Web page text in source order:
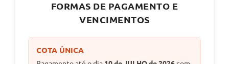
FORMAS DE PAGAMENTO E
VENCIMENTOS
COTA ÚNICA